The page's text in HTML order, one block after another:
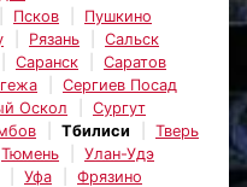
Псков
Пушкино
Рязань
Сальск
Саранск
Саратов
Сергиев Посад
Оскол
Сургут
Тбилиси
Тверь
Тюмень
Улан-Удэ
Уфа
Фрязино